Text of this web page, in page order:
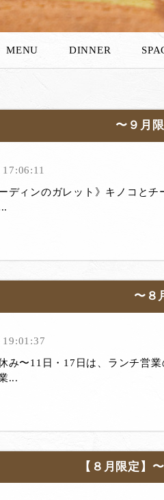
MENU DINNER
〜９月
ディンのガレット》キノコと
〜８
19:01:37
み〜11日・17日は、ランチ営
...
【８月限定】